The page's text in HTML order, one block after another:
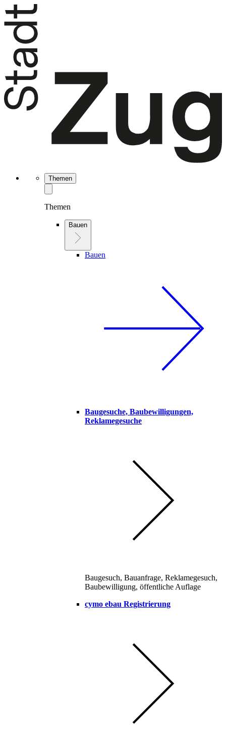
Themen
Themen
Bauen
Bauen
Baugesuche, Baubewilligungen,
Reklamegesuche
Baugesuch, Bauanfrage, Reklamegesuch,
Baubewilligung, öffentliche Auflage
cymo ebau Registrierung